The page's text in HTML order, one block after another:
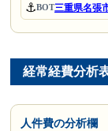
⚓BOT三重県名張
経常経費分析
人件費の分析欄